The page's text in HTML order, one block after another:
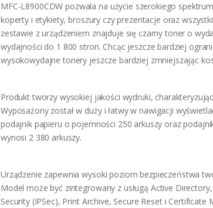
MFC-L8900CDW pozwala na użycie szerokiego
koperty i etykiety, broszury czy prezentacje oraz
zestawie z urządzeniem znajduje się czarny toner o
wydajności do 1 800 stron. Chcąc jeszcze bardziej
wysokowydajne tonery jeszcze bardziej zmniejszając
Produkt tworzy wysokiej jakości wydruki,
Wyposażony został w duży i łatwy w nawigacji
podajnik papieru o pojemności 250 arkuszy oraz
wynosi 2 380 arkuszy.
Urządzenie zapewnia wysoki poziom bezpieczeństwa
Model może być zintegrowany z usługą Active
Security (IPSec), Print Archive, Secure Reset i